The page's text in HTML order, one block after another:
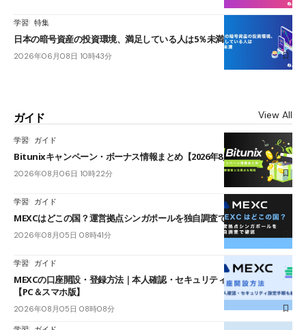
学習 特集
日本の暗号資産の投資環境、満足している人は5％未満
2026年06月08日 10時43分
ガイド View All
学習 ガイド
Bitunixキャンペーン・ボーナス情報まとめ【2026年8月最新】
2026年08月06日 10時22分
学習 ガイド
MEXCはどこの国？運営拠点シンガポールを独自調査で確認
2026年08月05日 08時41分
学習 ガイド
MEXCの口座開設・登録方法｜本人確認・セキュリティ設定手順も紹介
【PC＆スマホ版】
2026年08月05日 08時08分